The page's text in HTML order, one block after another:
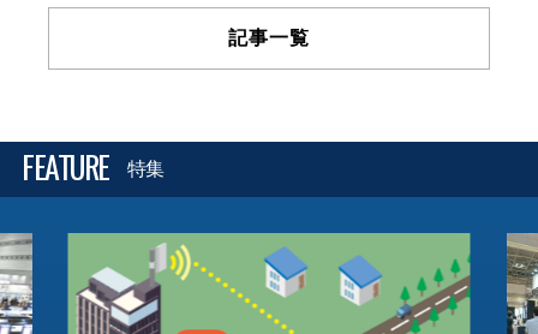
記事一覧
FEATURE 特集